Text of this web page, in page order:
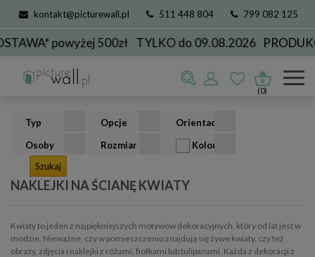
kontakt@picturewall.pl 511 448 804 799 082 125
powyżej 500zł TYLKO do 09.08.2026 PRODUKCJA
(0)
Naklejki na ścianę kwiaty
Typ Opcje
Orientacja
Osoby
Rozmiar Kolor
NAKLEJKI NA ŚCIANĘ KWIATY
Kwiaty to jeden z najpiękniejszych motywów dekoracyjnych, który od lat jest w
modzie. Nieważne, czy w pomieszczeniu znajdują się żywe kwiaty, czy też
obrazy, zdjęcia i naklejki z różami, fiołkami lub tulipanami. Każda z dekoracji z